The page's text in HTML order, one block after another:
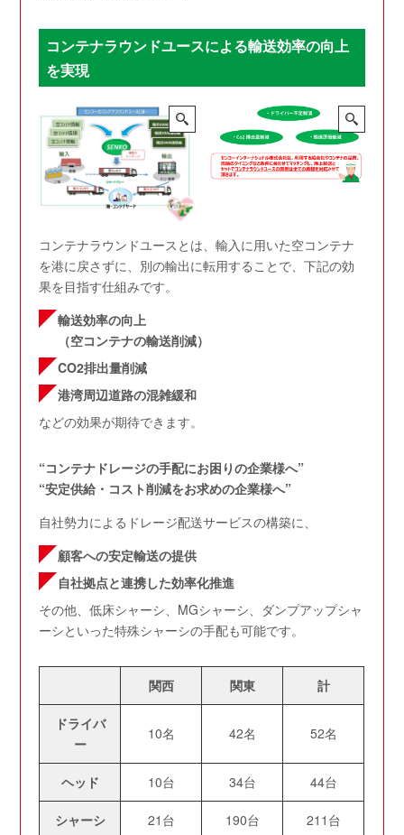
コンテナラウンドユースによる輸送効率の向上
を実現
コンテナラウンドユースとは、輸入に用いた空コンテナ
を港に戻さずに、別の輸出に転用することで、下記の効
果を目指す仕組みです。
輸送効率の向上
（空コンテナの輸送削減）
CO2排出量削減
港湾周辺道路の混雑緩和
などの効果が期待できます。
“コンテナドレージの手配にお困りの企業様へ”
“安定供給・コスト削減をお求めの企業様へ”
自社勢力によるドレージ配送サービスの構築に、
顧客への安定輸送の提供
自社拠点と連携した効率化推進
その他、低床シャーシ、MGシャーシ、ダンプアップシャ
ーシといった特殊シャーシの手配も可能です。
関西 関東 計
ドライバ
ー
10名 42名 52名
ヘッド 10台 34台 44台
シャーシ 21台 190台 211台